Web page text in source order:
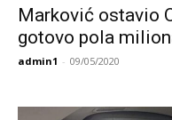
Marković ostavio
gotovo pola
admin1 - 09/05/2020